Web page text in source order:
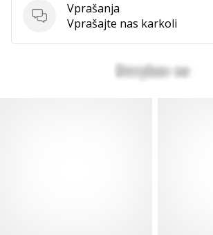
Vprašanja
Vprašanja
Vprašajte nas karkoli